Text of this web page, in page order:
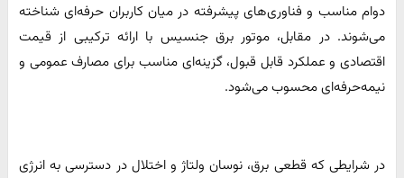
دوام مناسب و فناوری‌های پیشرفته در میان کاربران حرفه‌ای شناخته
می‌شوند. در مقابل، موتور برق جنسیس با ارائه ترکیبی از قیمت
اقتصادی و عملکرد قابل قبول، گزینه‌ای مناسب برای مصارف عمومی و
نیمه‌حرفه‌ای محسوب می‌شود.
در شرایطی که قطعی برق، نوسان ولتاژ و اختلال در دسترسی به انرژی